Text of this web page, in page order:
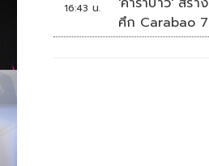
ก.ย.นี้
16:43 น.
ศึก Carabao
หาแชมป์ดูบอลที่